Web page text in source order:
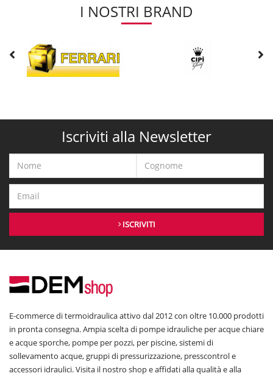
I NOSTRI BRAND
Iscriviti alla Newsletter
ISCRIVITI
E-commerce di termoidraulica attivo dal 2012 con oltre 10.000 prodotti
in pronta consegna. Ampia scelta di pompe idrauliche per acque chiare
e acque sporche, pompe per pozzi, per piscine, sistemi di
sollevamento acque, gruppi di pressurizzazione, presscontrol e
accessori idraulici. Visita il nostro shop e affidati alla qualità e alla